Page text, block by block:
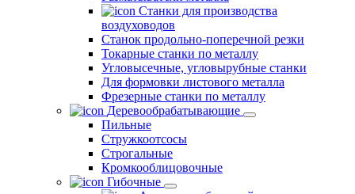
Станки для производства
воздуховодов
Станок продольно-поперечной резки
Токарные станки по металлу
Угловысечные, угловырубные станки
Для формовки листового металла
Фрезерные станки по металлу
Деревообрабатывающие
Пильные
Стружкоотсосы
Строгальные
Кромкооблицовочные
Гибочные